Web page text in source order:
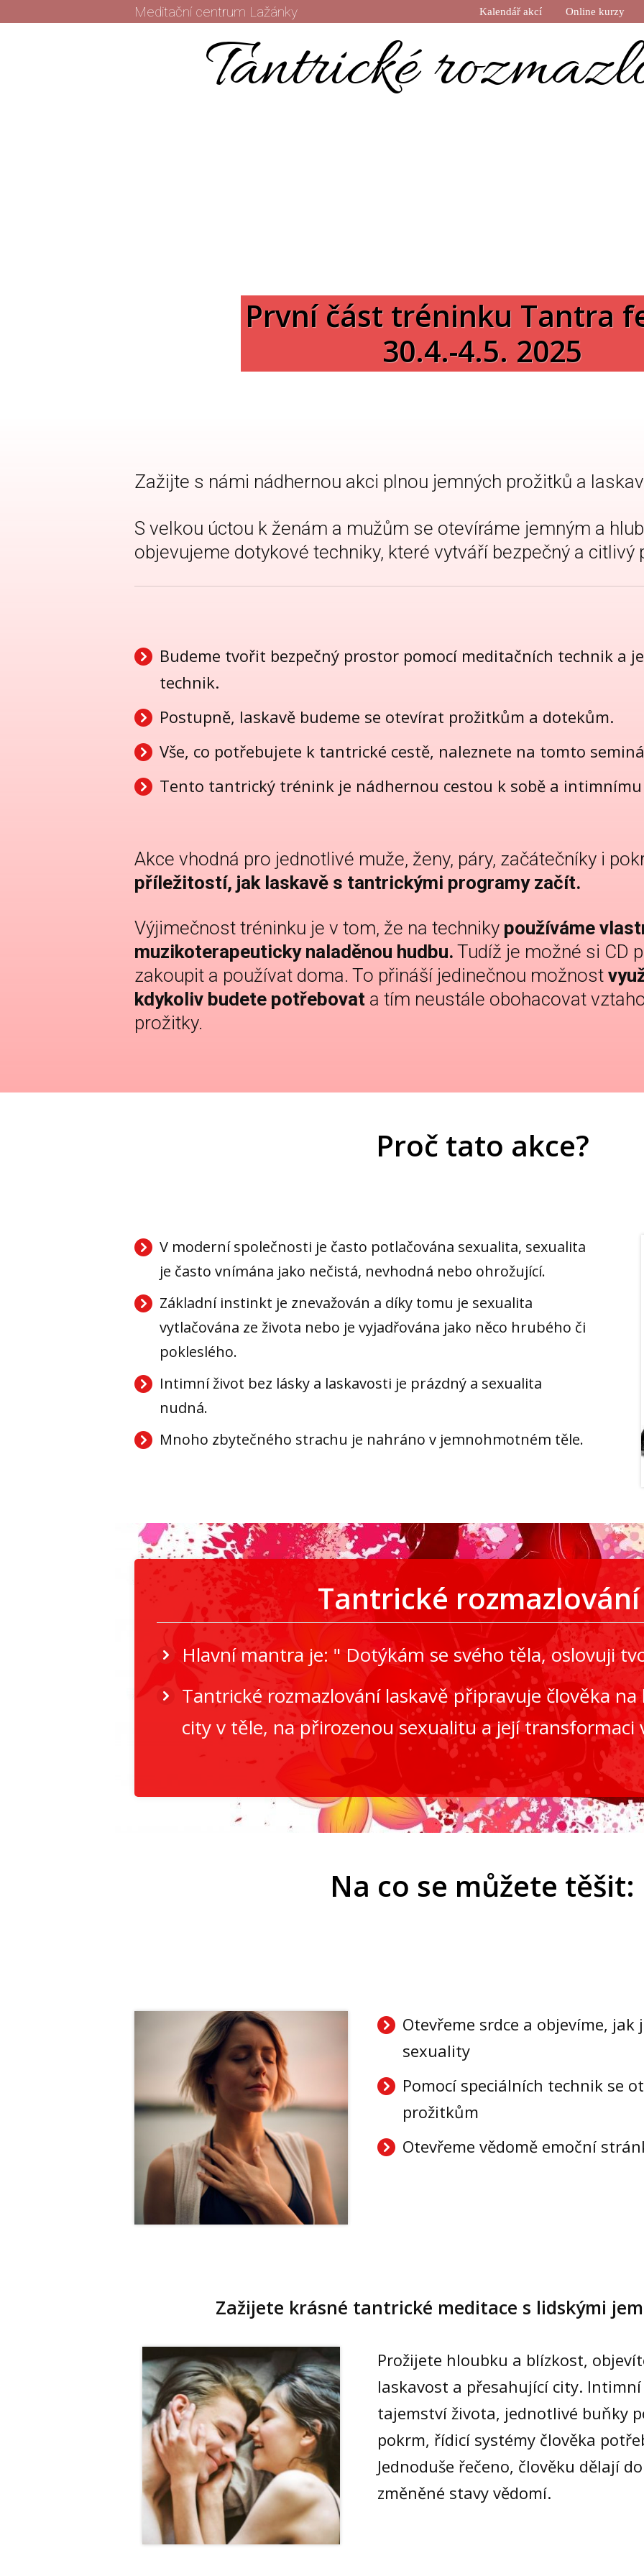
Meditační centrum Lažánky Kalendář akcí Online kurzy
Tantrické
První část tréninku Tantra
30.4.-4.5. 2025
Zažijte s námi nádhernou akci plnou jemných prožitků a
S velkou úctou k ženám a mužům se otevíráme jemným a
objevujeme dotykové techniky, které vytváří bezpečný a citlivý
Budeme tvořit bezpečný prostor pomocí meditačních technik a
technik.
Postupně, laskavě budeme se otevírat prožitkům a dotekům.
Vše, co potřebujete k tantrické cestě, naleznete na tomto
Tento tantrický trénink je nádhernou cestou k sobě a
Akce vhodná pro jednotlivé muže, ženy, páry, začátečníky i
příležitostí, jak laskavě s tantrickými programy začít.
Výjimečnost tréninku je v tom, že na techniky používáme
muzikoterapeuticky naladěnou hudbu. Tudíž je možné si CD
zakoupit a používat doma. To přináší jedinečnou možnost
kdykoliv budete potřebovat a tím neustále obohacovat
prožitky.
Proč tato akce?
V moderní společnosti je často potlačována sexualita, sexualita
je často vnímána jako nečistá, nevhodná nebo ohrožující.
Základní instinkt je znevažován a díky tomu je sexualita
vytlačována ze života nebo je vyjadřována jako něco hrubého či
pokleslého.
Intimní život bez lásky a laskavosti je prázdný a sexualita
nudná.
Mnoho zbytečného strachu je nahráno v jemnohmotném těle.
Tantrické
Hlavní mantra je: " Dotýkám se svého těla, oslovuji
Tantrické rozmazlování laskavě připravuje člověka
city v těle, na přirozenou sexualitu a její transformaci
Na co se můžete těšit:
Otevřeme srdce a objevíme,
sexuality
Pomocí speciálních technik se
prožitkům
Otevřeme vědomě emoční
Zažijete krásné tantrické meditace s lidskými
Prožijete hloubku a blízkost,
laskavost a přesahující city.
tajemství života, jednotlivé buňky
pokrm, řídicí systémy člověka
Jednoduše řečeno, člověku dělají
změněné stavy vědomí.